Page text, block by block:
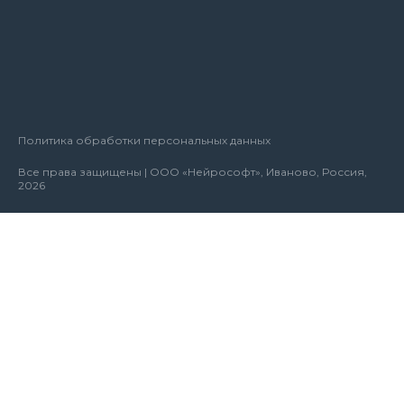
Все права защищены | ООО «Нейрософт», Иваново, Россия,
2026
Политика обработки персональных данных